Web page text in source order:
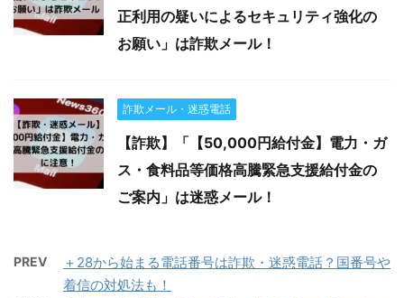
正利用の疑いによるセキュリティ強化の
お願い」は詐欺メール！
詐欺メール・迷惑電話
【詐欺】「【50,000円給付金】電力・ガ
ス・食料品等価格高騰緊急支援給付金の
ご案内」は迷惑メール！
PREV
＋28から始まる電話番号は詐欺・迷惑電話？国番号や
着信の対処法も！